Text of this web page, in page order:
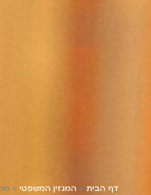
דף הבית » המגזין המשפטי »